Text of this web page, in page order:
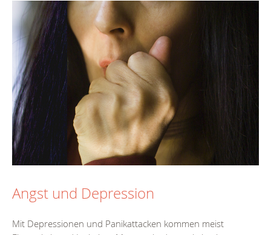
Angst und Depression
Mit Depressionen und Panikattacken kommen meist